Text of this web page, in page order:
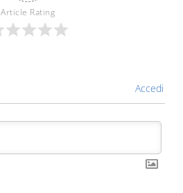
Article Rating
Accedi